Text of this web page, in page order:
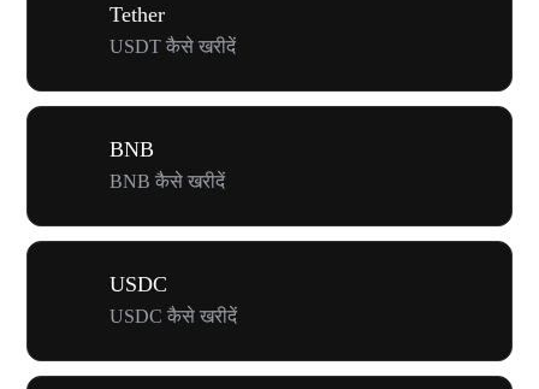
Tether
USDT कैसे खरीदें
BNB
BNB कैसे खरीदें
USDC
USDC कैसे खरीदें